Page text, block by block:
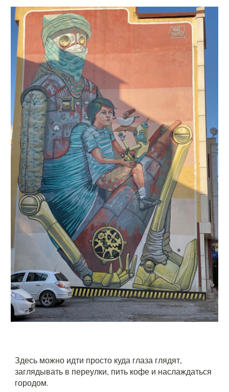
Здесь можно идти просто куда глаза глядят,
заглядывать в переулки, пить кофе и наслаждаться
городом.